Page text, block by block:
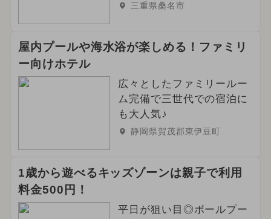
三重県桑名市
屋内プールや海水浴が楽しめる！ファミリ
ー向けホテル
広々としたファミリールー
ム完備で三世代での宿泊に
も大人気♪
静岡県賀茂郡東伊豆町
1歳から遊べるキッズゾーンは親子で利用
料金500円！
平日が狙い目◎ボールプー